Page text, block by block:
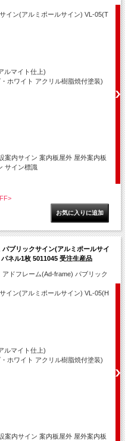
イン(アルミポールサイン) VL-05(T
ルマイト仕上)
ホワイト アクリル樹脂焼付塗装)
案内サイン 案内板屋外 屋外案内板
サイン標識
パブリックサイン(アルミポールサイ
ネル1枚 5011045 受注生産品
アドフレーム(Ad-frame) パブリック
イン(アルミポールサイン) VL-05(H
ルマイト仕上)
ホワイト アクリル樹脂焼付塗装)
案内サイン 案内板屋外 屋外案内板